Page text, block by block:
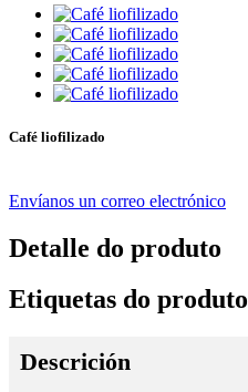
Café liofilizado
Envíanos un correo electrónico
Detalle do produto
Etiquetas do produto
Descrición